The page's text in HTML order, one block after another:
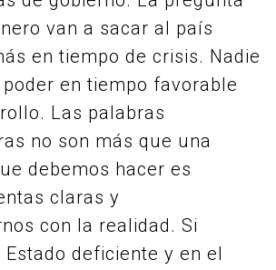
van a sacar al país
en tiempo de crisis. Nadie
en tiempo favorable
Las palabras
no son más que una
debemos hacer es
claras y
con la realidad. Si
deficiente y en el